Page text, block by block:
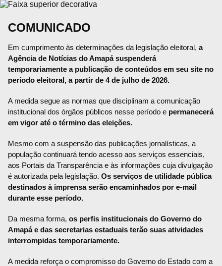
COMUNICADO
Em cumprimento às determinações da legislação eleitoral, a
Agência de Notícias do Amapá suspenderá
temporariamente a publicação de conteúdos em seu site no
período eleitoral, a partir de 4 de julho de 2026.
A medida segue as normas que disciplinam a comunicação
institucional dos órgãos públicos nesse período e permanecerá
em vigor até o término das eleições.
Mesmo com a suspensão das publicações jornalísticas, a
população continuará tendo acesso aos serviços essenciais,
aos Portais da Transparência e às informações cuja divulgação
é autorizada pela legislação. Os serviços de utilidade pública
destinados à imprensa serão encaminhados por e-mail
durante esse período.
Da mesma forma, os perfis institucionais do Governo do
Amapá e das secretarias estaduais terão suas atividades
interrompidas temporariamente.
A medida reforça o compromisso do Governo do Estado com a